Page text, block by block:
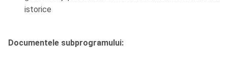
istorice
Documentele subprogramului: